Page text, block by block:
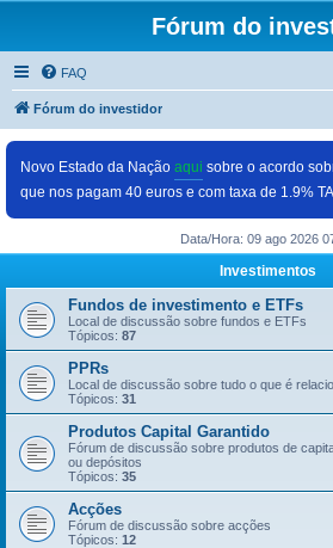
Fórum do
FAQ
Fórum do investidor
Novo Estado da Nação aqui sobre o acordo
que nos pagam 40 euros e com taxa de 1.9%
Data/Hora: 09 ago 2026
Investimentos
Fundos de investimento e ETFs
Local de discussão sobre fundos e ETFs
Tópicos: 87
PPRs
Local de discussão sobre tudo o que é
Tópicos: 31
Produtos Capital Garantido
Fórum de discussão sobre produtos de
ou depósitos
Tópicos: 35
Acções
Fórum de discussão sobre acções
Tópicos: 12